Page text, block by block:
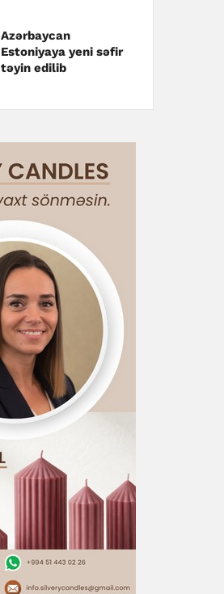
Azərbaycan
Estoniyaya yeni səfir
təyin edilib